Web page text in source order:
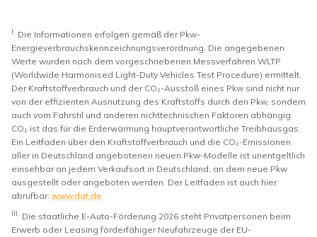
I. Die Informationen erfolgen gemäß der Pkw-
Energieverbrauchskennzeichnungsverordnung. Die angegebenen
Werte wurden nach dem vorgeschriebenen Messverfahren WLTP
(Worldwide Harmonised Light-Duty Vehicles Test Procedure) ermittelt.
Der Kraftstoffverbrauch und der CO₂-Ausstoß eines Pkw sind nicht nur
von der effizienten Ausnutzung des Kraftstoffs durch den Pkw, sondern
auch vom Fahrstil und anderen nichttechnischen Faktoren abhängig.
CO₂ ist das für die Erderwärmung hauptverantwortliche Treibhausgas.
Ein Leitfaden über den Kraftstoffverbrauch und die CO₂-Emissionen
aller in Deutschland angebotenen neuen Pkw-Modelle ist unentgeltlich
einsehbar an jedem Verkaufsort in Deutschland, an dem neue Pkw
ausgestellt oder angeboten werden. Der Leitfaden ist auch hier
abrufbar: www.dat.de
III. Die staatliche E-Auto-Förderung 2026 steht Privatpersonen beim
Erwerb oder Leasing förderfähiger Neufahrzeuge der EU-